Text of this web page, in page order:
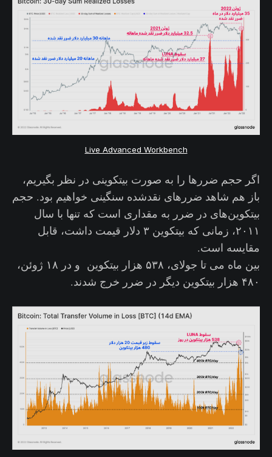
Live Advanced Workbench
اگر حجم ضررها را به صورت بیتکوینی در نظر بگیریم،
باز هم شاهد ضررهای نقدشده سنگینی خواهیم بود. حجم
بیتکوین‌های در ضرر به مقداری است که تنها با سال
۲۰۱۱، زمانی که بیتکوین ۳ دلار قیمت داشت، قابل
مقایسه است.
بین ماه می تا جولای، ۵۳۸ هزار بیتکوین و در ۱۸ ژوئن،
۴۸۰ هزار بیتکوین دیگر در ضرر خرج شدند.